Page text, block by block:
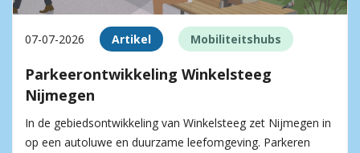
07-07-2026 Artikel Mobiliteitshubs
Parkeerontwikkeling Winkelsteeg
Nijmegen
In de gebiedsontwikkeling van Winkelsteeg zet Nijmegen in
op een autoluwe en duurzame leefomgeving. Parkeren